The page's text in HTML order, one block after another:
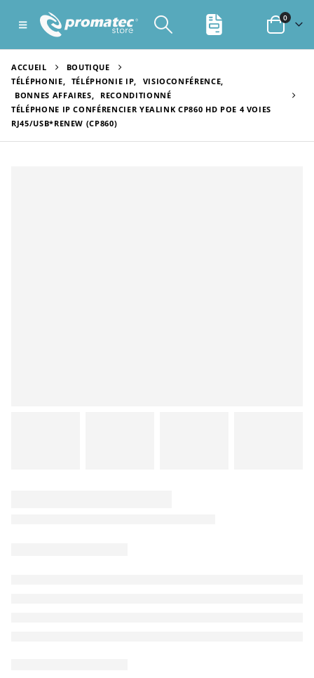
0
ACCUEIL
BOUTIQUE
TÉLÉPHONIE, TÉLÉPHONIE IP, VISIOCONFÉRENCE,
BONNES AFFAIRES,
RECONDITIONNÉ
TÉLÉPHONE IP CONFÉRENCIER YEALINK CP860 HD POE 4 VOIES
RJ45/USB*RENEW (CP860)